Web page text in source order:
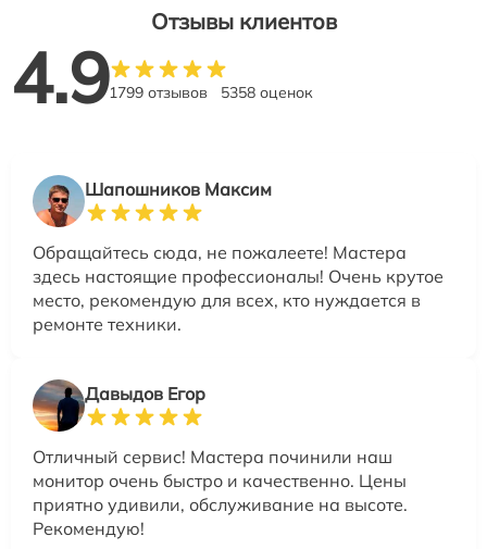
Отзывы клиентов
4.91799 отзывов 5358 оценок
Шапошников Максим
Обращайтесь сюда, не пожалеете! Мастера
здесь настоящие профессионалы! Очень крутое
место, рекомендую для всех, кто нуждается в
ремонте техники.
Давыдов Егор
Отличный сервис! Мастера починили наш
монитор очень быстро и качественно. Цены
приятно удивили, обслуживание на высоте.
Рекомендую!